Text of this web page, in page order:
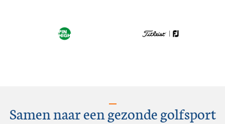
Samen naar een gezonde golfsport